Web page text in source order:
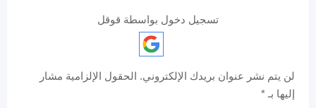
تسجيل دخول بواسطة قوقل
لن يتم نشر عنوان بريدك الإلكتروني. الحقول الإلزامية مشار
إليها بـ *